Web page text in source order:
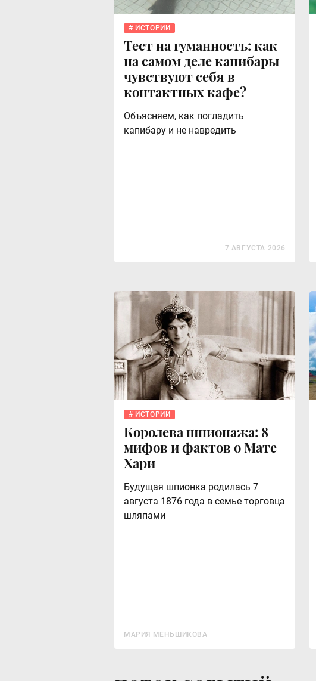
ИСТОРИИ
Тест на гуманность: как
на самом деле капибары
чувствуют себя в
контактных кафе?
Объясняем, как погладить
капибару и не навредить
7 АВГУСТА 2026
ИСТОРИИ
Королева шпионажа: 8
мифов и фактов о Мате
Хари
Будущая шпионка родилась 7
августа 1876 года в семье торговца
шляпами
МАРИЯ МЕНЬШИКОВА